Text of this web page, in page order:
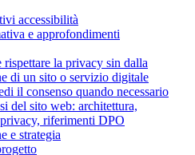
accessibilità
e approfondimenti
rispettare la privacy sin dalla
di un sito o servizio digitale
il consenso quando necessario
del sito web: architettura,
riferimenti DPO
e strategia